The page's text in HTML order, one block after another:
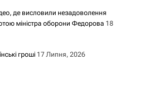
де висловили незадоволення
міністра оборони Федорова 18
гроші 17 Липня, 2026